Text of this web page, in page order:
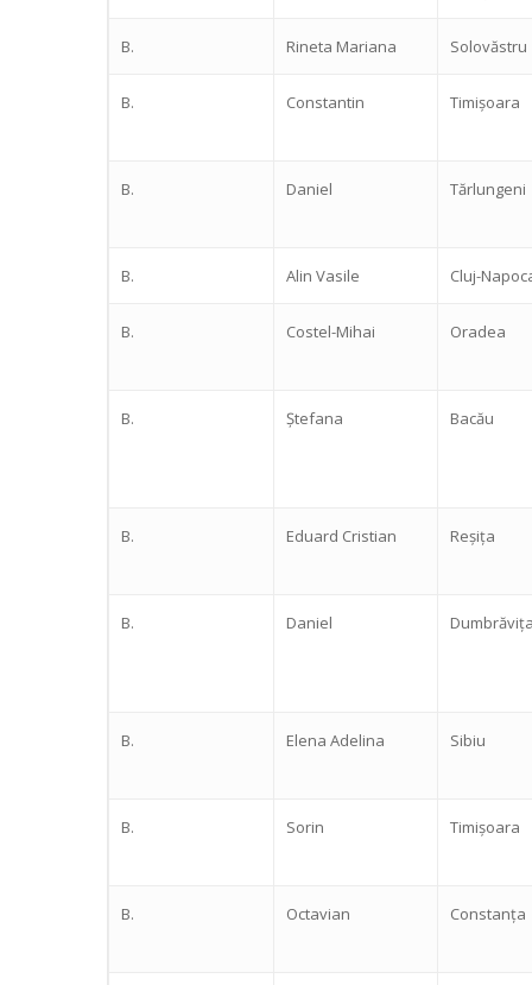
B. Rineta Mariana Solovăstru
B. Constantin Timișoara
B. Daniel Tărlungeni
B. Alin Vasile Cluj-
B. Costel-Mihai Oradea
B. Ștefana Bacău
B. Eduard Cristian Reșița
B. Daniel
B. Elena Adelina Sibiu
B. Sorin Timișoara
B. Octavian Constanța